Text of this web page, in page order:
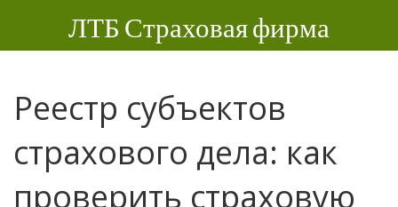
ЛТБ Страховая фирма
Реестр субъектов
страхового дела: как
проверить страховую